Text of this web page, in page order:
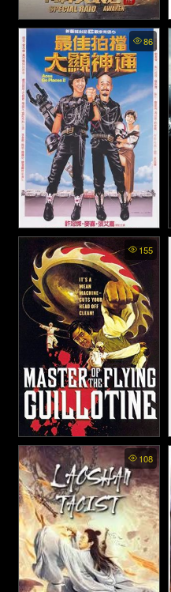
Special Raid Awaken - การ
โจมตีครั้งพิเศษ (2024) 86
Aces Go Places 1 (Mad
Mission) - โคตรเก่งมหาเฮง
ภาค 1 (1982)
155
The Flying Guillotine 1 - ฤทธิ
จักรพยายม ภาค 1 (1975)108